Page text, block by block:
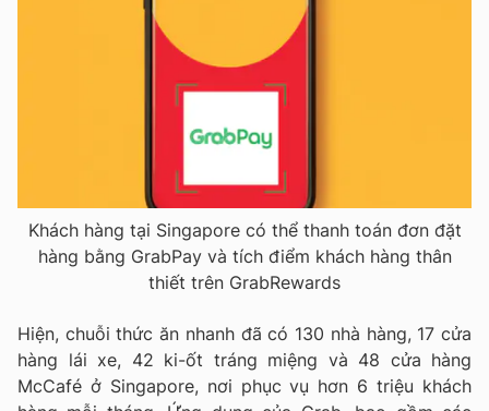
Khách hàng tại Singapore có thể thanh toán đơn đặt
hàng bằng GrabPay và tích điểm khách hàng thân
thiết trên GrabRewards
Hiện, chuỗi thức ăn nhanh đã có 130 nhà hàng, 17 cửa
hàng lái xe, 42 ki-ốt tráng miệng và 48 cửa hàng
McCafé ở Singapore, nơi phục vụ hơn 6 triệu khách